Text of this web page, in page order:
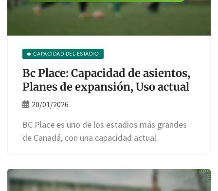
CAPACIDAD DEL ESTADIO
Bc Place: Capacidad de asientos,
Planes de expansión, Uso actual
20/01/2026
BC Place es uno de los estadios más grandes
de Canadá, con una capacidad actual